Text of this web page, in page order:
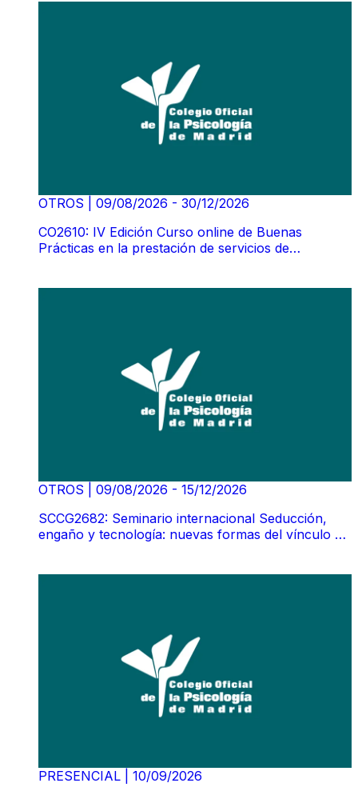
OTROS
09/08/2026 - 30/12/2026
CO2610: IV Edición Curso online de Buenas
Prácticas en la prestación de servicios de
OTROS
09/08/2026 - 15/12/2026
SCCG2682: Seminario internacional Seducción,
engaño y tecnología: nuevas formas del vínculo en
PRESENCIAL
10/09/2026